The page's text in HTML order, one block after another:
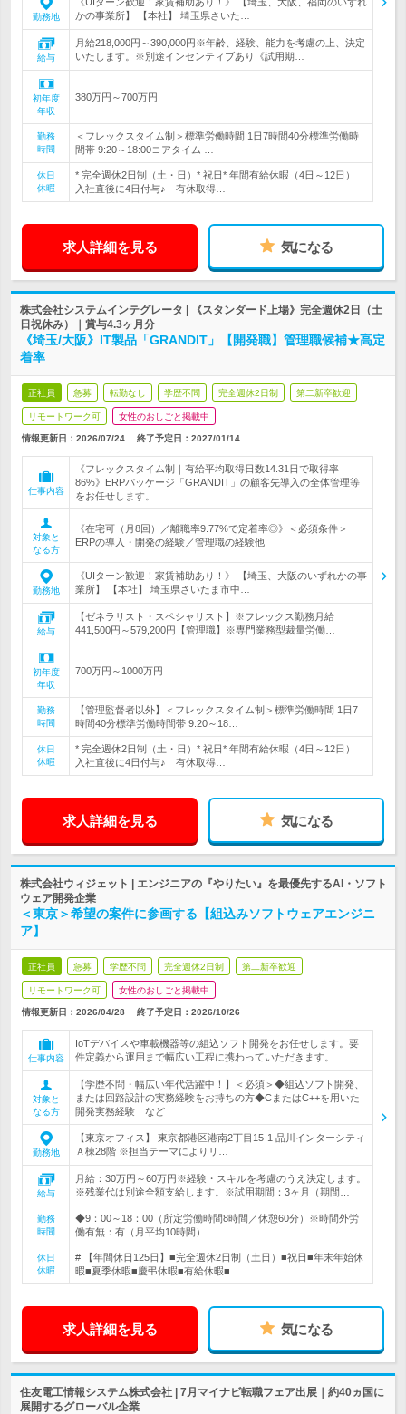
勤務地
かの事業所】 【本社】 埼玉県さいた…
給与
月給218,000円～390,000円※年齢、経験、能力を考慮の上、決定
いたします。※別途インセンティブあり《試用期…
初年度
年収
380万円～700万円
勤務
時間
＜フレックスタイム制＞標準労働時間 1日7時間40分標準労働時
間帯 9:20～18:00コアタイム …
休日
休暇
* 完全週休2日制（土・日）* 祝日* 年間有給休暇（4日～12日）
入社直後に4日付与♪ 有休取得…
求人詳細を見る 気になる
株式会社システムインテグレータ | 《スタンダード上場》完全週休2日（土
日祝休み）｜賞与4.3ヶ月分
《埼玉/大阪》IT製品「GRANDIT」【開発職】管理職候補★高定
着率
正社員 急募 転勤なし 学歴不問 完全週休2日制 第二新卒歓迎
リモートワーク可 女性のおしごと掲載中
情報更新日：2026/07/24 終了予定日： 2027/01/14
仕事内容
《フレックスタイム制｜有給平均取得日数14.31日で取得率
86%》ERPパッケージ「GRANDIT」の顧客先導入の全体管理等
をお任せします。
対象と
なる方
《在宅可（月8回）／離職率9.77%で定着率◎》＜必須条件＞
ERPの導入・開発の経験／管理職の経験他
勤務地
《UIターン歓迎！家賃補助あり！》 【埼玉、大阪のいずれかの事
業所】 【本社】 埼玉県さいたま市中…
給与
【ゼネラリスト・スペシャリスト】※フレックス勤務月給
441,500円～579,200円【管理職】※専門業務型裁量労働…
初年度
年収
700万円～1000万円
勤務
時間
【管理監督者以外】＜フレックスタイム制＞標準労働時間 1日7
時間40分標準労働時間帯 9:20～18…
休日
休暇
* 完全週休2日制（土・日）* 祝日* 年間有給休暇（4日～12日）
入社直後に4日付与♪ 有休取得…
求人詳細を見る 気になる
株式会社ウィジェット | エンジニアの『やりたい』を最優先するAI・ソフト
ウェア開発企業
＜東京＞希望の案件に参画する【組込みソフトウェアエンジニ
ア】
正社員 急募 学歴不問 完全週休2日制 第二新卒歓迎
リモートワーク可 女性のおしごと掲載中
情報更新日：2026/04/28 終了予定日： 2026/10/26
仕事内容
IoTデバイスや車載機器等の組込ソフト開発をお任せします。要
件定義から運用まで幅広い工程に携わっていただきます。
対象と
なる方
【学歴不問・幅広い年代活躍中！】＜必須＞◆組込ソフト開発、
または回路設計の実務経験をお持ちの方◆CまたはC++を用いた
開発実務経験 など
勤務地
【東京オフィス】 東京都港区港南2丁目15‐1 品川インターシティ
Ａ棟28階 ※担当テーマによりリ…
給与
月給：30万円～60万円※経験・スキルを考慮のうえ決定します。
※残業代は別途全額支給します。※試用期間：3ヶ月（期間…
勤務
時間
◆9：00～18：00（所定労働時間8時間／休憩60分）※時間外労
働有無：有（月平均10時間）
休日
休暇
# 【年間休日125日】■完全週休2日制（土日）■祝日■年末年始休
暇■夏季休暇■慶弔休暇■有給休暇■…
求人詳細を見る 気になる
住友電工情報システム株式会社 | 7月マイナビ転職フェア出展｜約40ヵ国に
展開するグローバル企業